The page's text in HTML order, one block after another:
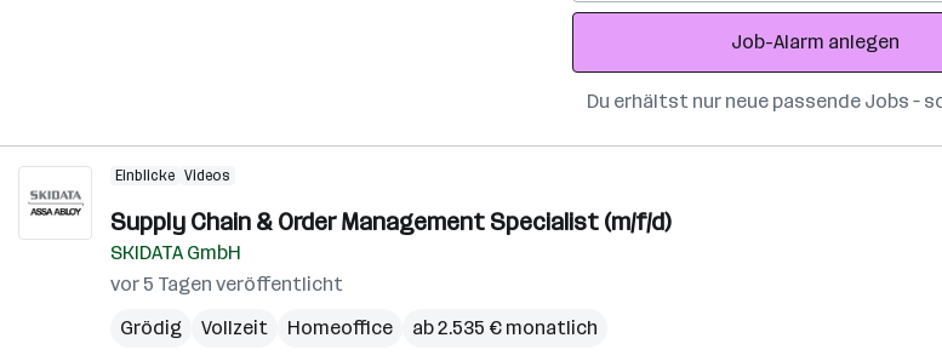
Adresse
Job-Alarm anlegen
Du erhältst nur neue passende Jobs –
Einblicke Videos
Supply Chain & Order Management Specialist (m/f/d)
SKIDATA GmbH
vor 5 Tagen veröffentlicht
Grödig
Vollzeit Homeoffice ab 2.535 € monatlich